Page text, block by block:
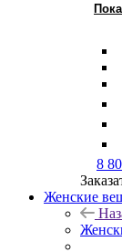
8
Женские